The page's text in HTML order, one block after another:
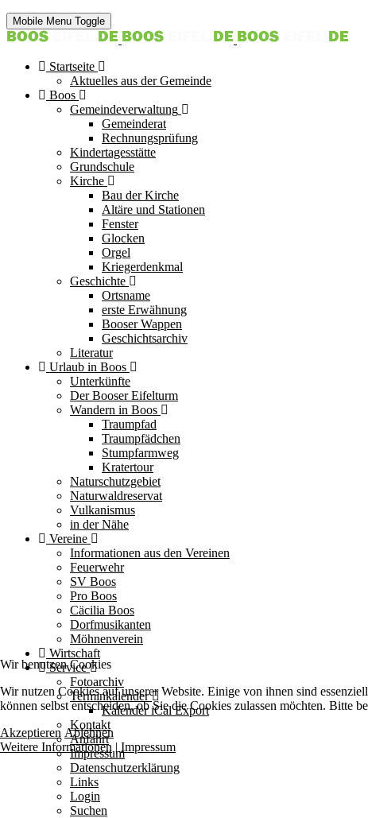
Mobile Menu Toggle
Startseite
Aktuelles aus der Gemeinde
Boos
Gemeindeverwaltung
Gemeinderat
Rechnungsprüfung
Kindertagesstätte
Grundschule
Kirche
Bau der Kirche
Altäre und Stationen
Fenster
Glocken
Orgel
Kriegerdenkmal
Geschichte
Ortsname
erste Erwähnung
Booser Wappen
Geschichtsarchiv
Literatur
Urlaub in Boos
Unterkünfte
Der Booser Eifelturm
Wandern in Boos
Traumpfad
Traumpfädchen
Stumpfarmweg
Kratertour
Naturschutzgebiet
Naturwaldreservat
Vulkanismus
in der Nähe
Vereine
Informationen aus den Vereinen
Feuerwehr
SV Boos
Pro Boos
Cäcilia Boos
Dorfmusikanten
Möhnenverein
Wirtschaft
Service
Fotoarchiv
Terminkalender
Kalender iCal Export
Kontakt
Anfahrt
Impressum
Datenschutzerklärung
Links
Login
Suchen
Wir benutzen Cookies
Wir nutzen Cookies auf unserer Website. Einige von ihnen sind
können selbst entscheiden, ob Sie die Cookies zulassen möchten. Bitte
Akzeptieren Ablehnen
Weitere Informationen | Impressum